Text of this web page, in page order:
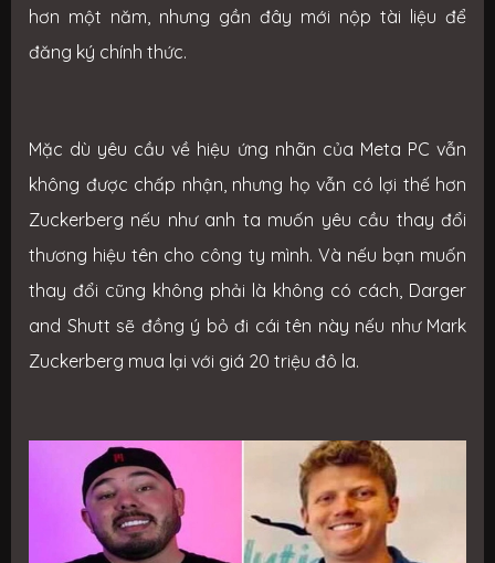
hơn một năm, nhưng gần đây mới nộp tài liệu để
đăng ký chính thức.
Mặc dù yêu cầu về hiệu ứng nhãn của Meta PC vẫn
không được chấp nhận, nhưng họ vẫn có lợi thế hơn
Zuckerberg nếu như anh ta muốn yêu cầu thay đổi
thương hiệu tên cho công ty mình. Và nếu bạn muốn
thay đổi cũng không phải là không có cách, Darger
and Shutt sẽ đồng ý bỏ đi cái tên này nếu như Mark
Zuckerberg mua lại với giá 20 triệu đô la.